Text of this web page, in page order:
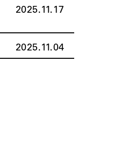
2025.11.17
2025.11.04